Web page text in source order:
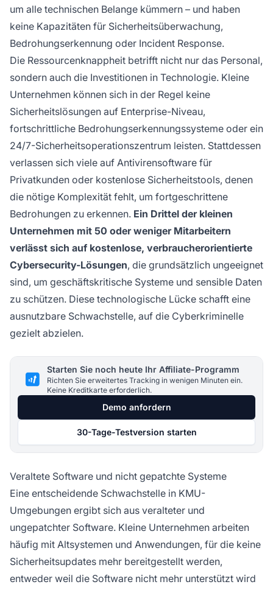
um alle technischen Belange kümmern – und haben
keine Kapazitäten für Sicherheitsüberwachung,
Bedrohungserkennung oder Incident Response.
Die Ressourcenknappheit betrifft nicht nur das Personal,
sondern auch die Investitionen in Technologie. Kleine
Unternehmen können sich in der Regel keine
Sicherheitslösungen auf Enterprise-Niveau,
fortschrittliche Bedrohungserkennungssysteme oder ein
24/7-Sicherheitsoperationszentrum leisten. Stattdessen
verlassen sich viele auf Antivirensoftware für
Privatkunden oder kostenlose Sicherheitstools, denen
die nötige Komplexität fehlt, um fortgeschrittene
Bedrohungen zu erkennen. Ein Drittel der kleinen
Unternehmen mit 50 oder weniger Mitarbeitern
verlässt sich auf kostenlose, verbraucherorientierte
Cybersecurity-Lösungen, die grundsätzlich ungeeignet
sind, um geschäftskritische Systeme und sensible Daten
zu schützen. Diese technologische Lücke schafft eine
ausnutzbare Schwachstelle, auf die Cyberkriminelle
gezielt abzielen.
Starten Sie noch heute Ihr Affiliate-Programm
Richten Sie erweitertes Tracking in wenigen Minuten ein.
Keine Kreditkarte erforderlich.
Demo anfordern
30-Tage-Testversion starten
Veraltete Software und nicht gepatchte Systeme
Eine entscheidende Schwachstelle in KMU-
Umgebungen ergibt sich aus veralteter und
ungepatchter Software. Kleine Unternehmen arbeiten
häufig mit Altsystemen und Anwendungen, für die keine
Sicherheitsupdates mehr bereitgestellt werden,
entweder weil die Software nicht mehr unterstützt wird